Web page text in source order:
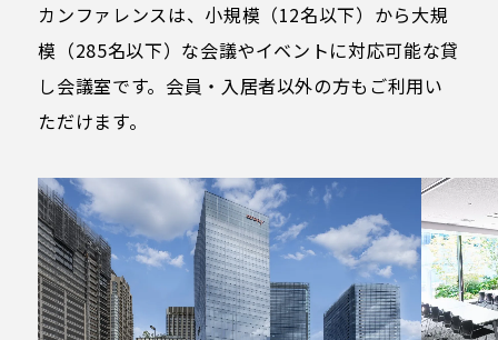
ガイドブック（英語）
フロアマップダウンロード
プライバシーポリシー
ソーシャルメディアガイドライン
特定商取引法に基づく表記
カンファレンスは、小規模（12名以下）から大規
模（285名以下）な会議やイベントに対応可能な貸
し会議室です。会員・入居者以外の方もご利用い
ただけます。